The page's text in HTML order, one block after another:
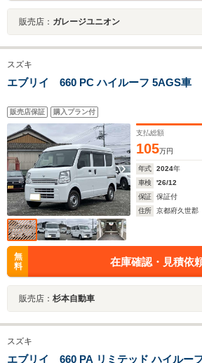
販売店： ガレージユニオン
スズキ
エブリイ 660 PC ハイルーフ 5AGS車
販売店保証 購入プラン付
支払総額
105万円
年式 2024年
車検
'26/12
保証
保証付
住所
京都府久世郡
無
料
在庫確認・見積依
販売店： 杉本自動車
スズキ
エブリイ 660 PA リミテッド ハイルー